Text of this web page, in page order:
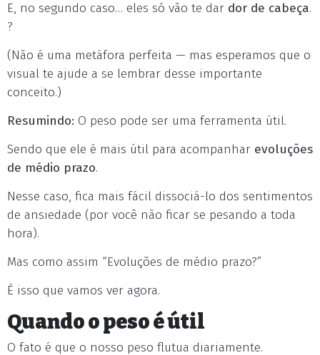
E, no segundo caso… eles só vão te dar dor de cabeça.
?
(Não é uma metáfora perfeita — mas esperamos que o
visual te ajude a se lembrar desse importante
conceito.)
Resumindo: O peso pode ser uma ferramenta útil.
Sendo que ele é mais útil para acompanhar evoluções
de médio prazo.
Nesse caso, fica mais fácil dissociá-lo dos sentimentos
de ansiedade (por você não ficar se pesando a toda
hora).
Mas como assim “Evoluções de médio prazo?”
É isso que vamos ver agora.
Quando o peso é útil
O fato é que o nosso peso flutua diariamente.